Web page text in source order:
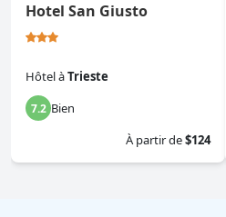
Hotel San Giusto
HôtelàTrieste
7.2 Bien
À partir de$124